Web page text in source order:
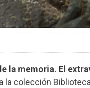
la memoria. El
la colección